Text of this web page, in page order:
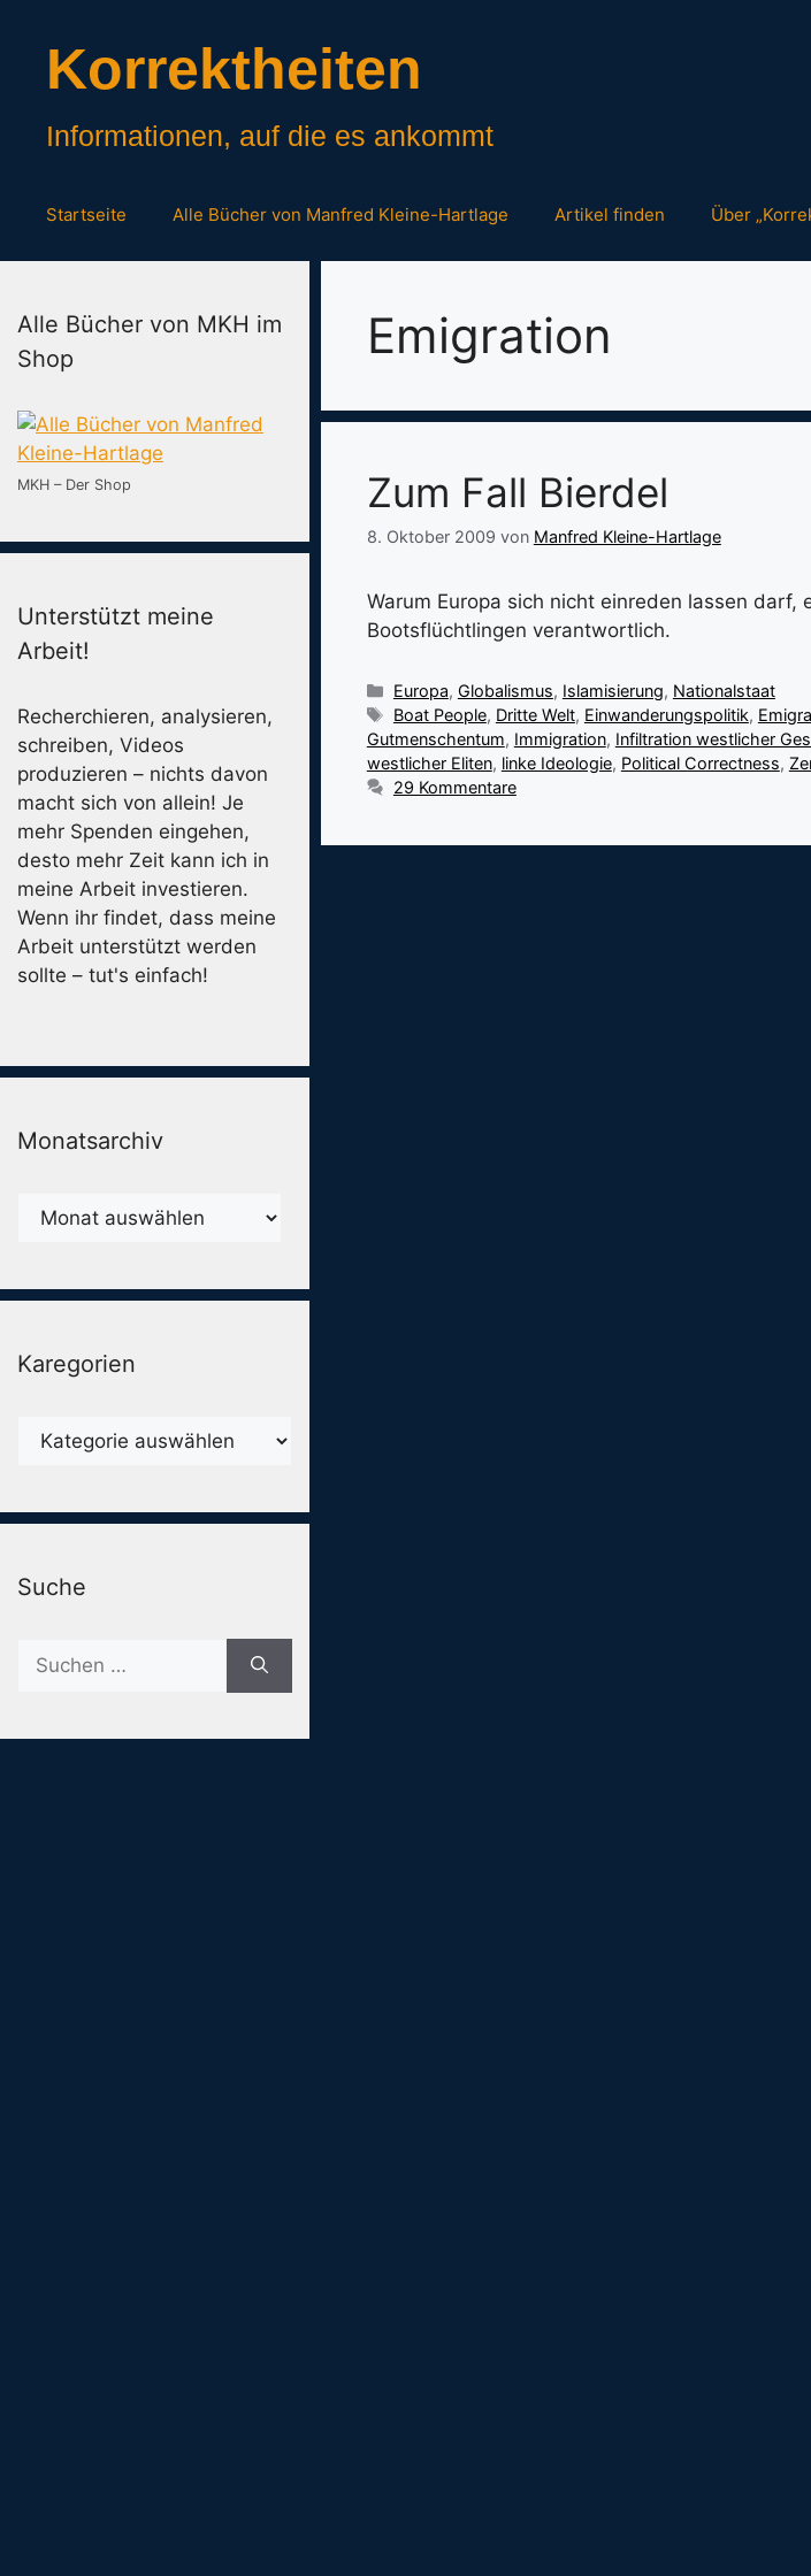
springenKorrektheiten
Informationen, auf die es ankommt
Startseite Alle Bücher von Manfred Kleine-Hartlage Artikel finden Über
Emigration
Zum Fall Bierdel
8. Oktober 2009 von Manfred Kleine-Hartlage
Warum Europa sich nicht einreden lassen darf,
Bootsflüchtlingen verantwortlich.
Kategorien
Europa, Globalismus, Islamisierung, Nationalstaat
Schlagwörter
Boat People, Dritte Welt, Einwanderungspolitik,
Gutmenschentum, Immigration, Infiltration westlicher
westlicher Eliten, linke Ideologie, Political Correctness,
29 Kommentare
Alle Bücher von MKH im
Shop
MKH – Der Shop
Unterstützt meine
Arbeit!
Recherchieren, analysieren,
schreiben, Videos
produzieren – nichts davon
macht sich von allein! Je
mehr Spenden eingehen,
desto mehr Zeit kann ich in
meine Arbeit investieren.
Wenn ihr findet, dass meine
Arbeit unterstützt werden
sollte – tut's einfach!
Monatsarchiv
Monatsarchiv
Karegorien
Karegorien
Suche
nach: